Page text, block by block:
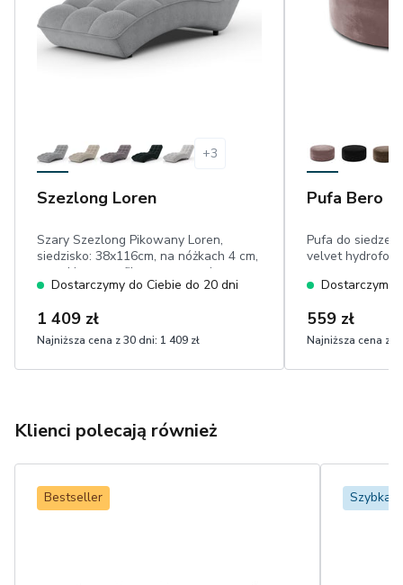
+3
Szezlong Loren
Szary Szezlong Pikowany Loren,
siedzisko: 38x116cm, na nóżkach 4 cm,
wysokie wyprofilowane oparcie,
przeszycia,welur eco-friendly
Dostarczymy do Ciebie do 20 dni
1 409 zł
Najniższa cena z 30 dni: 1 409 zł
Pufa Bero
Pufa do
velvet
Dostarczymy
559 zł
Najniższa cena z
Klienci polecają również
Bestseller Szybka